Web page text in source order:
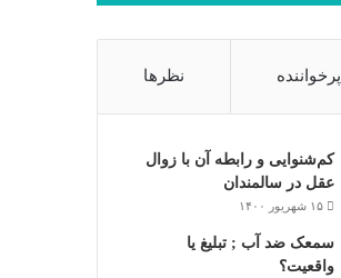
پرخواننده نظرها
کم‌شنوایی و رابطه آن با زوال
عقل در سالمندان
۱۵ شهریور ۱۴۰۰
سمعک ضد آب ; تبلیغ یا
واقعیت؟